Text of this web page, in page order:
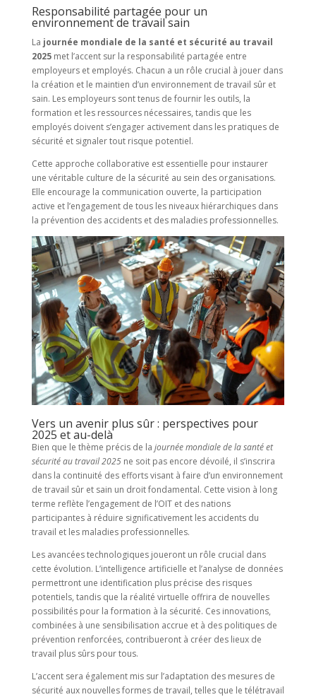
Responsabilité partagée pour un
environnement de travail sain
La journée mondiale de la santé et sécurité au travail
2025met l’accent sur la responsabilité partagée entre
employeurs et employés. Chacun a un rôle crucial à jouer dans
la création et le maintien d’un environnement de travail sûr et
sain. Les employeurs sont tenus de fournir les outils, la
formation et les ressources nécessaires, tandis que les
employés doivent s’engager activement dans les pratiques de
sécurité et signaler tout risque potentiel.
Cette approche collaborative est essentielle pour instaurer
une véritable culture de la sécurité au sein des organisations.
Elle encourage la communication ouverte, la participation
active et l’engagement de tous les niveaux hiérarchiques dans
la prévention des accidents et des maladies professionnelles.
Vers un avenir plus sûr : perspectives pour
2025 et au-delà
Bien que le thème précis de la journée mondiale de la santé et
sécurité au travail 2025ne soit pas encore dévoilé, il s’inscrira
dans la continuité des efforts visant à faire d’un environnement
de travail sûr et sain un droit fondamental. Cette vision à long
terme reflète l’engagement de l’OIT et des nations
participantes à réduire significativement les accidents du
travail et les maladies professionnelles.
Les avancées technologiques joueront un rôle crucial dans
cette évolution. L’intelligence artificielle et l’analyse de données
permettront une identification plus précise des risques
potentiels, tandis que la réalité virtuelle offrira de nouvelles
possibilités pour la formation à la sécurité. Ces innovations,
combinées à une sensibilisation accrue et à des politiques de
prévention renforcées, contribueront à créer des lieux de
travail plus sûrs pour tous.
L’accent sera également mis sur l’adaptation des mesures de
sécurité aux nouvelles formes de travail, telles que le télétravail